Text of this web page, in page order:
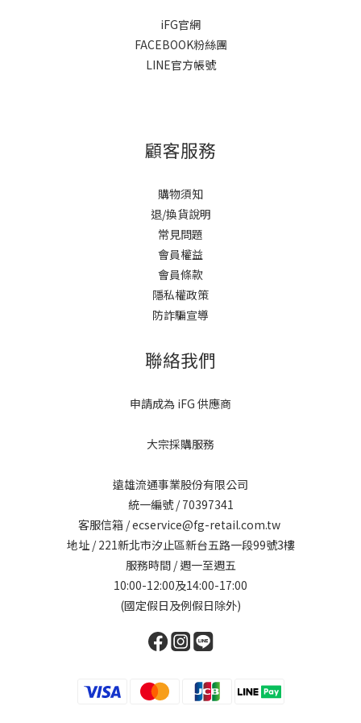
iFG官網
FACEBOOK粉絲團
LINE官方帳號
顧客服務
購物須知
退/換貨說明
常見問題
會員權益
會員條款
隱私權政策
防詐騙宣導
聯絡我們
申請成為 iFG 供應商
大宗採購服務
遠雄流通事業股份有限公司
統一編號 / 70397341
客服信箱 / ecservice@fg-retail.com.tw
地址 / 221新北市汐止區新台五路一段99號3樓
服務時間 / 週一至週五
10:00-12:00及14:00-17:00
(國定假日及例假日除外)